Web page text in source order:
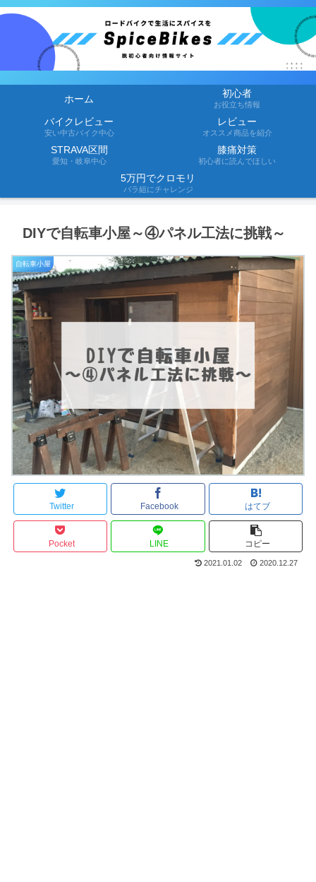
ホーム 初心者
お役立ち情報
バイクレビュー
安い中古バイク中心
レビュー
オススメ商品を紹介
STRAVA区間
愛知・岐阜中心
膝痛対策
初心者に読んでほしい
5万円でクロモリ
バラ組にチャレンジ
DIYで自転車小屋～④パネル工法に挑戦～
自転車小屋
Twitter Facebook はてブ
Pocket LINE コピー
2021.01.02 2020.12.27